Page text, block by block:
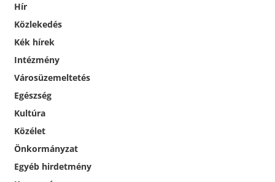
Hír
Közlekedés
Kék hírek
Intézmény
Városüzemeltetés
Egészség
Kultúra
Közélet
Önkormányzat
Egyéb hirdetmény